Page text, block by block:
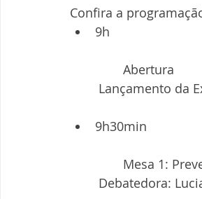
Confira a
9h
	Abertura
Lançamento da
9h30min
Mesa 1:
Debatedora: